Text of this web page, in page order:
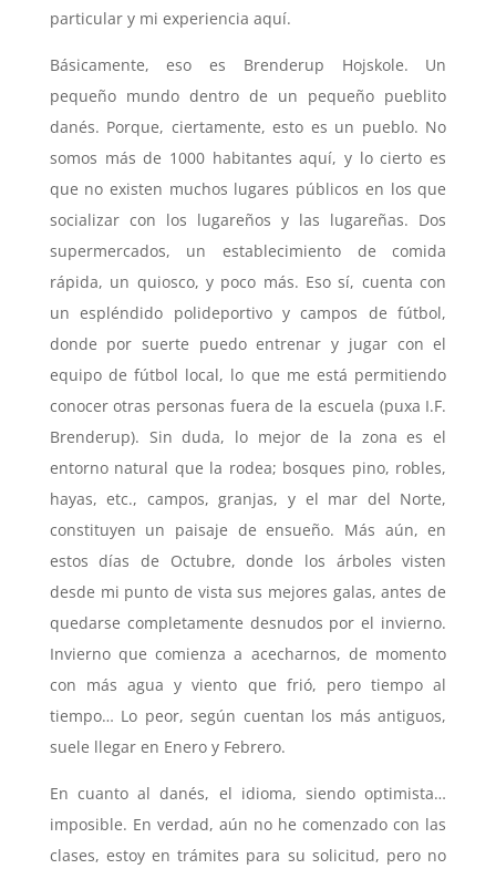
particular y mi experiencia aquí.
Básicamente, eso es Brenderup Hojskole. Un
pequeño mundo dentro de un pequeño pueblito
danés. Porque, ciertamente, esto es un pueblo. No
somos más de 1000 habitantes aquí, y lo cierto es
que no existen muchos lugares públicos en los que
socializar con los lugareños y las lugareñas. Dos
supermercados, un establecimiento de comida
rápida, un quiosco, y poco más. Eso sí, cuenta con
un espléndido polideportivo y campos de fútbol,
donde por suerte puedo entrenar y jugar con el
equipo de fútbol local, lo que me está permitiendo
conocer otras personas fuera de la escuela (puxa I.F.
Brenderup). Sin duda, lo mejor de la zona es el
entorno natural que la rodea; bosques pino, robles,
hayas, etc., campos, granjas, y el mar del Norte,
constituyen un paisaje de ensueño. Más aún, en
estos días de Octubre, donde los árboles visten
desde mi punto de vista sus mejores galas, antes de
quedarse completamente desnudos por el invierno.
Invierno que comienza a acecharnos, de momento
con más agua y viento que frió, pero tiempo al
tiempo… Lo peor, según cuentan los más antiguos,
suele llegar en Enero y Febrero.
En cuanto al danés, el idioma, siendo optimista…
imposible. En verdad, aún no he comenzado con las
clases, estoy en trámites para su solicitud, pero no